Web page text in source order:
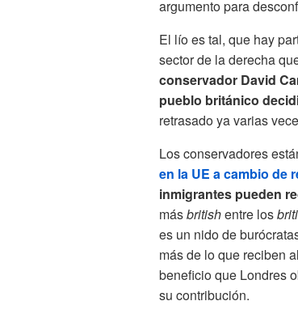
argumento para
El lío es tal, que hay
sector de la derecha
conservador David
pueblo británico
retrasado ya varias
Los conservadores
en la UE a cambio de
inmigrantes pueden
másbritishentre los
es un nido de
más de lo que reciben
beneficio que Londres
su contribución.